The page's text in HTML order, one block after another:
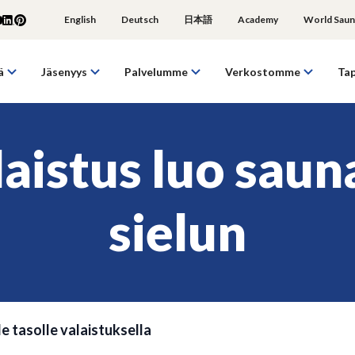
English Deutsch 日本語 Academy World
Jäsenyys Palvelumme Verkostomme
luo
sielun
tasolle valaistuksella